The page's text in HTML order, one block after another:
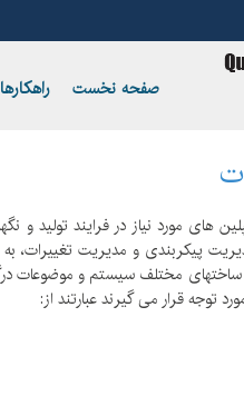
صفحه نخست راهکارها
های مورد نیاز در فرایند
پیکربندی و مدیریت تغییرات،
ساختهای مختلف سیستم و موضوعات
توجه قرار می گیرند عبارتند از: